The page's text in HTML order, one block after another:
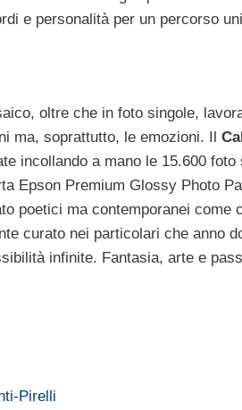
e personalità per un percorso
oltre che in foto singole,
ma, soprattutto, le emozioni. Il
incollando a mano le 15.600
Epson Premium Glossy Photo
poetici ma contemporanei come
curato nei particolari che anno
infinite. Fantasia, arte e
Pirelli